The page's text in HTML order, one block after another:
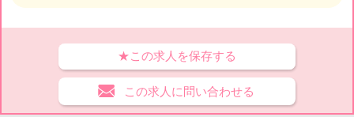
★この求人を保存する
この求人に問い合わせる